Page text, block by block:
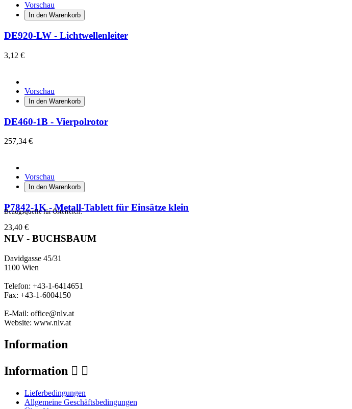
Vorschau
In den Warenkorb
DE920-LW - Lichtwellenleiter
3,12 €
Vorschau
In den Warenkorb
DE460-1B - Vierpolrotor
257,34 €
Vorschau
In den Warenkorb
P7842-1K - Metall-Tablett für Einsätze klein
23,40 €
Bezugsquelle für Österreich:
NLV - BUCHSBAUM
Davidgasse 45/31
1100 Wien
Telefon: +43-1-6414651
Fax: +43-1-6004150
E-Mail: office@nlv.at
Website: www.nlv.at
Information
Information  
Lieferbedingungen
Allgemeine Geschäftsbedingungen